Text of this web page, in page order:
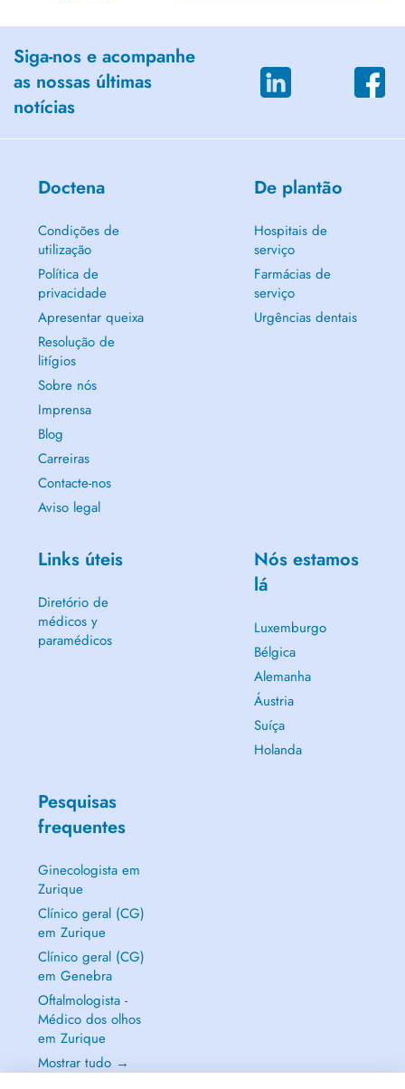
Siga-nos e acompanhe
as nossas últimas
notícias
Doctena
Condições de
utilização
Política de
privacidade
Apresentar queixa
Resolução de
litígios
Sobre nós
Imprensa
Blog
Carreiras
Contacte-nos
Aviso legal
De plantão
Hospitais de
serviço
Farmácias de
serviço
Urgências dentais
Links úteis
Diretório de
médicos y
paramédicos
Nós estamos
lá
Luxemburgo
Bélgica
Alemanha
Áustria
Suíça
Holanda
Pesquisas
frequentes
Ginecologista em
Zurique
Clínico geral (CG)
em Zurique
Clínico geral (CG)
em Genebra
Oftalmologista -
Médico dos olhos
em Zurique
Mostrar tudo →